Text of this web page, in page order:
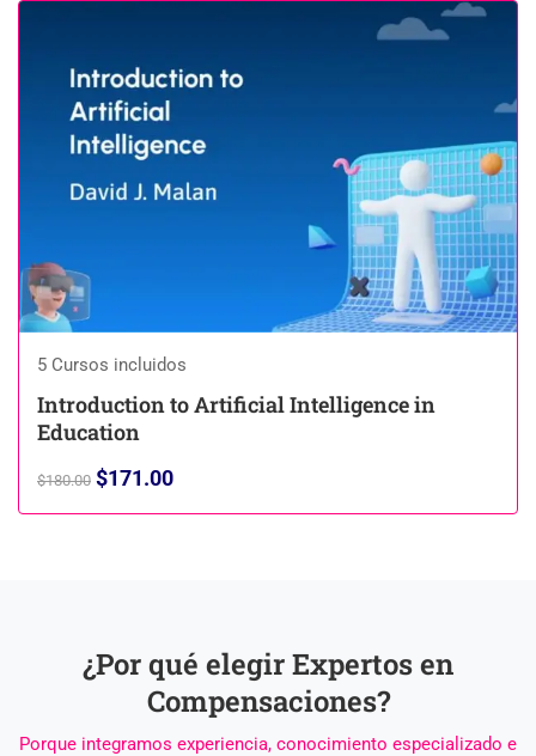
5 Cursos incluidos
Introduction to Artificial Intelligence in
Education
$180.00 $171.00
¿Por qué elegir Expertos en
Compensaciones?
Porque integramos experiencia, conocimiento especializado e